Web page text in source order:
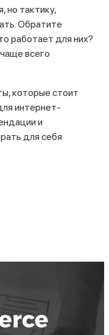
но тактику,
Обратите
работает для них?
всего
которые стоит
интернет-
и
для себя